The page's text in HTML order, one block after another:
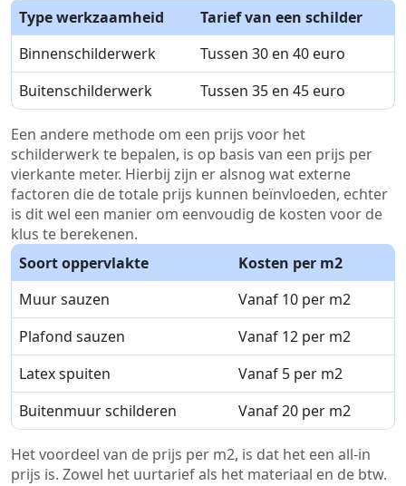
Type werkzaamheid
Tarief van een schilder
Binnenschilderwerk
Tussen 30 en 40 euro
Buitenschilderwerk
Tussen 35 en 45 euro
Een andere methode om een prijs voor het
schilderwerk te bepalen, is op basis van een prijs per
vierkante meter. Hierbij zijn er alsnog wat externe
factoren die de totale prijs kunnen beïnvloeden, echter
is dit wel een manier om eenvoudig de kosten voor de
klus te berekenen.
Soort oppervlakte
Kosten per m2
Muur sauzen
Vanaf 10 per m2
Plafond sauzen
Vanaf 12 per m2
Latex spuiten
Vanaf 5 per m2
Buitenmuur schilderen
Vanaf 20 per m2
Het voordeel van de prijs per m2, is dat het een all-in
prijs is. Zowel het uurtarief als het materiaal en de btw.